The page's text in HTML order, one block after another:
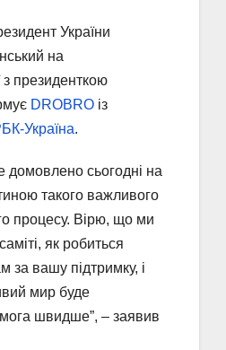
України
на
з президенткою
DROBRO із
Україна.
домовлено сьогодні на
такого важливого
процесу. Вірю, що ми
як робиться
за вашу підтримку, і
мир буде
швидше”, – заявив